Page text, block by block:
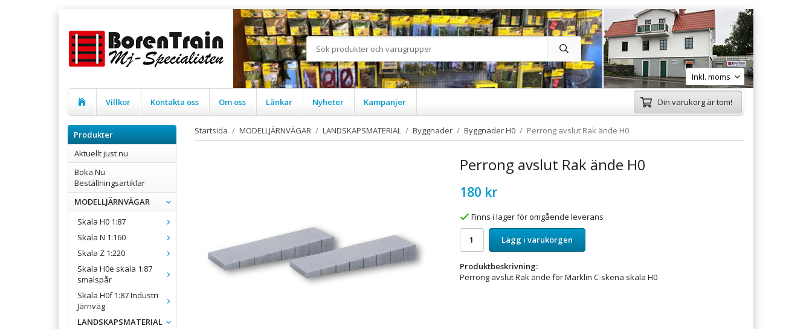
Villkor Kontakta oss Om oss Länkar Nyheter Kampanjer Din varukorg är tom!
Produkter
Aktuellt just nu
Boka Nu
Beställningsartiklar
MODELLJÄRNVÄGAR
Skala H0 1:87
Skala N 1:160
Skala Z 1:220
Skala H0e skala 1:87
smalspår
Skala H0f 1:87 Industri
Järnväg
LANDSKAPSMATERIAL
Startsida / MODELLJÄRNVÄGAR / LANDSKAPSMATERIAL / Byggnader / Byggnader H0 / Perrong avslut Rak ände H0
Perrong avslut Rak ände H0
180 kr
Finns i lager för omgående leverans
Lägg i varukorgen
Produktbeskrivning:
Perrong avslut Rak ände för Märklin C-skena skala H0